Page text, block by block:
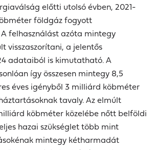
előtti utolsó évben, 2021-
földgáz fogyott
felhasználást azóta mintegy
visszaszorítani, a jelentős
adataiból is kimutatható. A
így összesen mintegy 8,5
éves igényből 3 milliárd köbméter
tavaly. Az elmúlt
köbméter közelébe nőtt belföldi
hazai szükséglet több mint
mintegy kétharmadát